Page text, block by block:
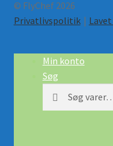
© FlyChef 2026
Privatlivspolitik
Min konto
Søg